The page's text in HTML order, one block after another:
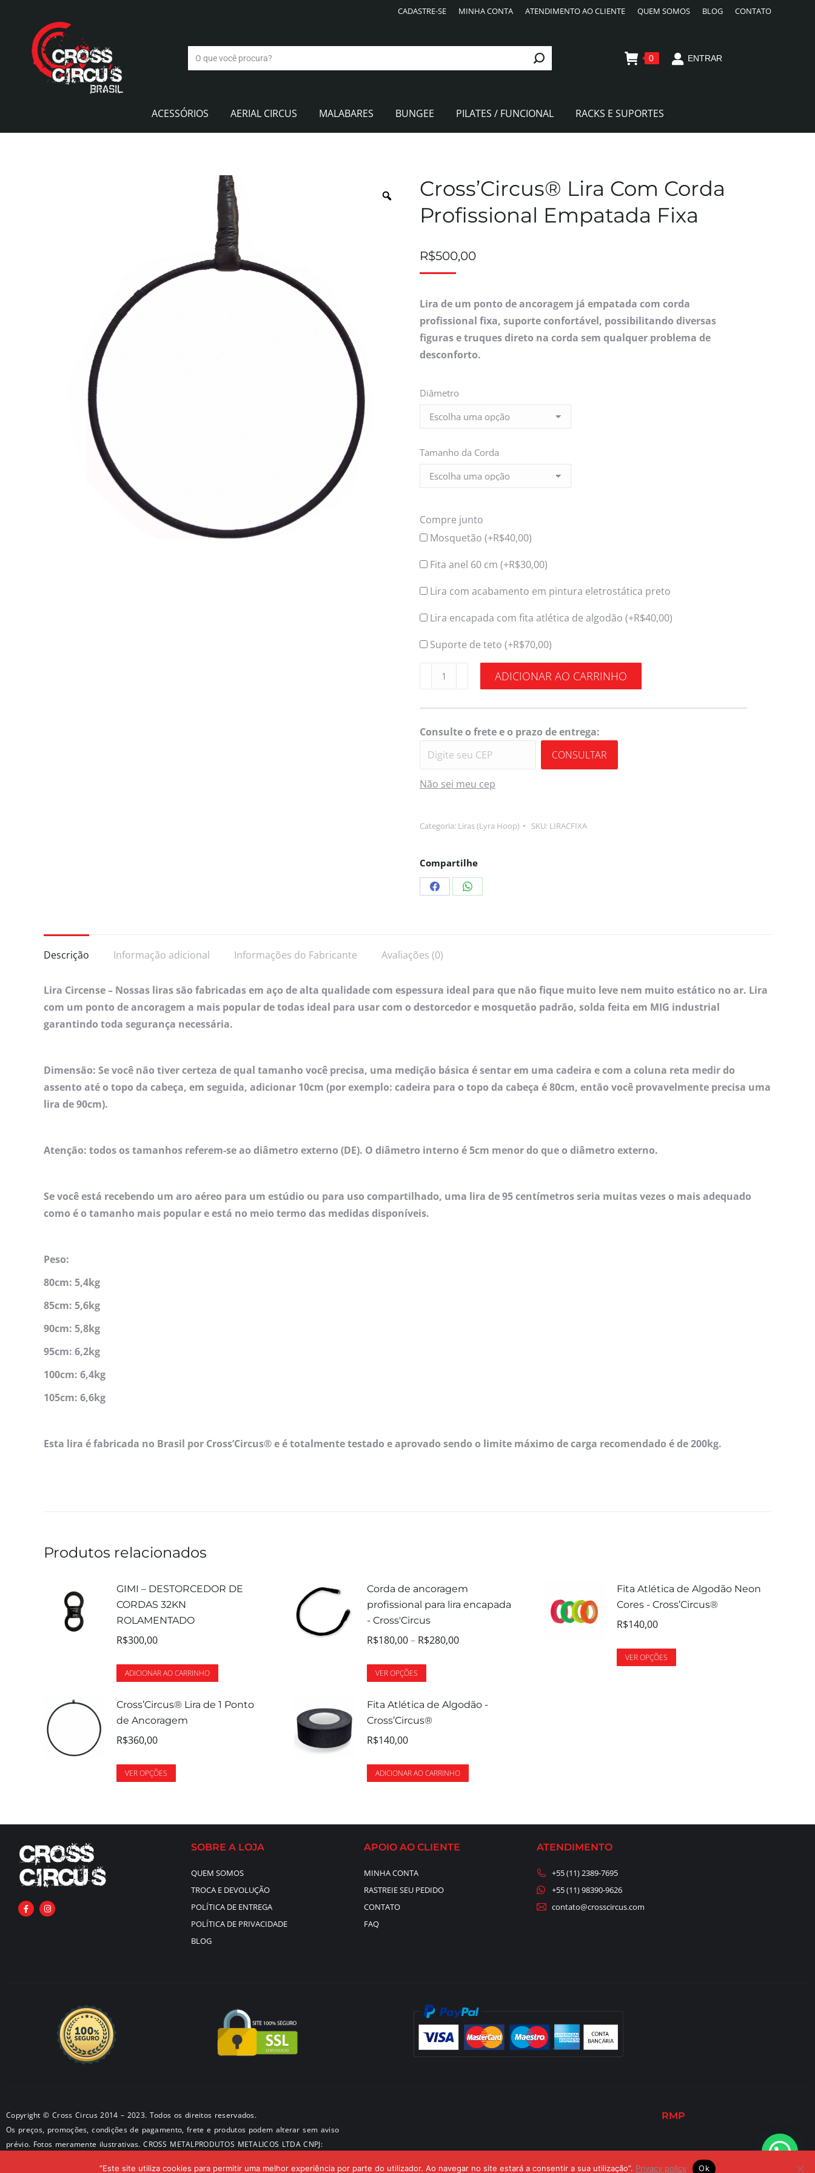
CADASTRE-SE MINHA CONTA ATENDIMENTO AO CLIENTE QUEM SOMOS BLOG CONTATO
0 ENTRAR
ACESSÓRIOS AERIAL CIRCUS MALABARES BUNGEE PILATES / FUNCIONAL RACKS E SUPORTES
Cross’Circus® Lira Com Corda
Profissional Empatada Fixa
R$500,00
Lira de um ponto de ancoragem já empatada com corda
profissional fixa, suporte confortável, possibilitando diversas
figuras e truques direto na corda sem qualquer problema de
desconforto.
Diâmetro
Tamanho da Corda
Compre junto
Mosquetão (+R$40,00)
Fita anel 60 cm (+R$30,00)
Lira com acabamento em pintura eletrostática preto
Lira encapada com fita atlética de algodão (+R$40,00)
Suporte de teto (+R$70,00)
ADICIONAR AO CARRINHO
Consulte o frete e o prazo de entrega:
CONSULTAR
Não sei meu cep
Categoria: Liras (Lyra Hoop) SKU: LIRACFIXA
Compartilhe
Descrição Informação adicional Informações do Fabricante Avaliações (0)
Lira Circense – Nossas liras são fabricadas em aço de alta qualidade com espessura ideal para que não fique muito leve nem muito estático no ar. Lira
com um ponto de ancoragem a mais popular de todas ideal para usar com o destorcedor e mosquetão padrão, solda feita em MIG industrial
garantindo toda segurança necessária.
Dimensão: Se você não tiver certeza de qual tamanho você precisa, uma medição básica é sentar em uma cadeira e com a coluna reta medir do
assento até o topo da cabeça, em seguida, adicionar 10cm (por exemplo: cadeira para o topo da cabeça é 80cm, então você provavelmente precisa uma
lira de 90cm).
Atenção: todos os tamanhos referem-se ao diâmetro externo (DE). O diâmetro interno é 5cm menor do que o diâmetro externo.
Se você está recebendo um aro aéreo para um estúdio ou para uso compartilhado, uma lira de 95 centímetros seria muitas vezes o mais adequado
como é o tamanho mais popular e está no meio termo das medidas disponíveis.
Peso:
80cm: 5,4kg
85cm: 5,6kg
90cm: 5,8kg
95cm: 6,2kg
100cm: 6,4kg
105cm: 6,6kg
Esta lira é fabricada no Brasil por Cross’Circus® e é totalmente testado e aprovado sendo o limite máximo de carga recomendado é de 200kg.
Produtos relacionados
GIMI – DESTORCEDOR DE
CORDAS 32KN
ROLAMENTADO
R$300,00
ADICIONAR AO CARRINHO
Corda de ancoragem
profissional para lira encapada
- Cross'Circus
R$180,00 – R$280,00
VER OPÇÕES
Fita Atlética de Algodão Neon
Cores - Cross’Circus®
R$140,00
VER OPÇÕES
Cross’Circus® Lira de 1 Ponto
de Ancoragem
R$360,00
VER OPÇÕES
Fita Atlética de Algodão -
Cross’Circus®
R$140,00
ADICIONAR AO CARRINHO
SOBRE A LOJA
QUEM SOMOS
TROCA E DEVOLUÇÃO
POLÍTICA DE ENTREGA
POLÍTICA DE PRIVACIDADE
BLOG
APOIO AO CLIENTE
MINHA CONTA
RASTREIE SEU PEDIDO
CONTATO
FAQ
ATENDIMENTO
+55 (11) 2389-7695
+55 (11) 98390-9626
contato@crosscircus.com
Copyright © Cross Circus 2014 – 2023. Todos os direitos reservados.
Os preços, promoções, condições de pagamento, frete e produtos podem alterar sem aviso
prévio. Fotos meramente ilustrativas. CROSS METALPRODUTOS METALICOS LTDA CNPJ:
RMP
“Este site utiliza cookies para permitir uma melhor experiência por parte do utilizador. Ao navegar no site estará a consentir a sua utilização”. Privacy policy Ok